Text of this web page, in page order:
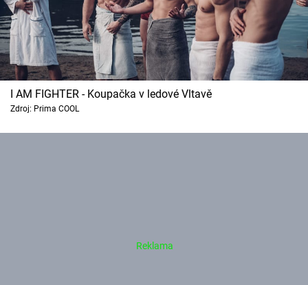
I AM FIGHTER - Koupačka v ledové Vltavě
Zdroj: Prima COOL